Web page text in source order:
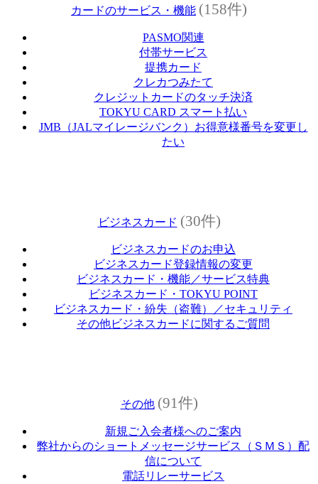
カードのサービス・機能 (158件)
PASMO関連
付帯サービス
提携カード
クレカつみたて
クレジットカードのタッチ決済
TOKYU CARD スマート払い
JMB（JALマイレージバンク）お得意様番号を変更し
たい
ビジネスカード (30件)
ビジネスカードのお申込
ビジネスカード登録情報の変更
ビジネスカード・機能／サービス特典
ビジネスカード・TOKYU POINT
ビジネスカード・紛失（盗難）／セキュリティ
その他ビジネスカードに関するご質問
その他 (91件)
新規ご入会者様へのご案内
弊社からのショートメッセージサービス（ＳＭＳ）配
信について
電話リレーサービス